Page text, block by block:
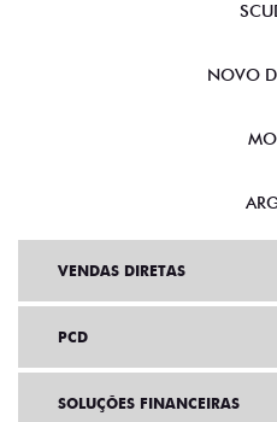
NOVO
VENDAS DIRETAS
PCD
SOLUÇÕES FINANCEIRAS